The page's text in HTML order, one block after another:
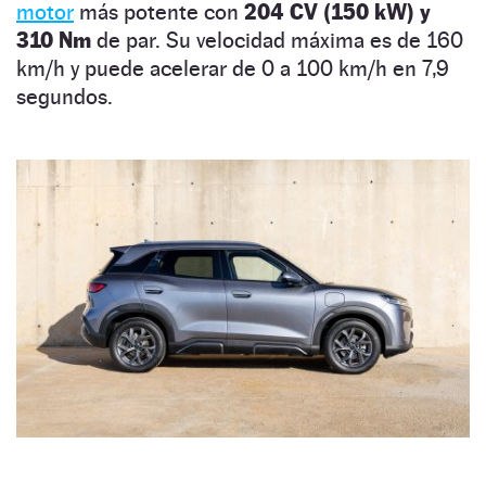
motor más potente con 204 CV (150 kW) y
310 Nm de par. Su velocidad máxima es de 160
km/h y puede acelerar de 0 a 100 km/h en 7,9
segundos.